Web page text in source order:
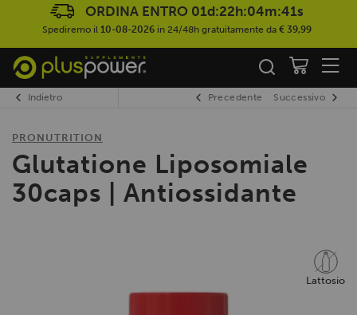
ORDINA ENTRO 01d:22h:04m:40s
Spediremo il 10-08-2026in 24/48h gratuitamente da € 39,99
Indietro Precedente Successivo
PRONUTRITION
Glutatione Liposomiale
30caps | Antiossidante
Lattosio